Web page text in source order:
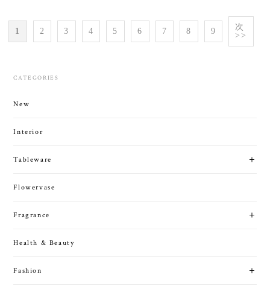
1 2 3 4 5 6 7 8 9
次
>>
CATEGORIES
New
Interior
Tableware
Flowervase
Fragrance
Health & Beauty
Fashion